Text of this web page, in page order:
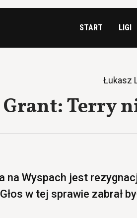
START LIGI
Łukasz
Grant: Terry
na Wyspach jest
w tej sprawie zabrał